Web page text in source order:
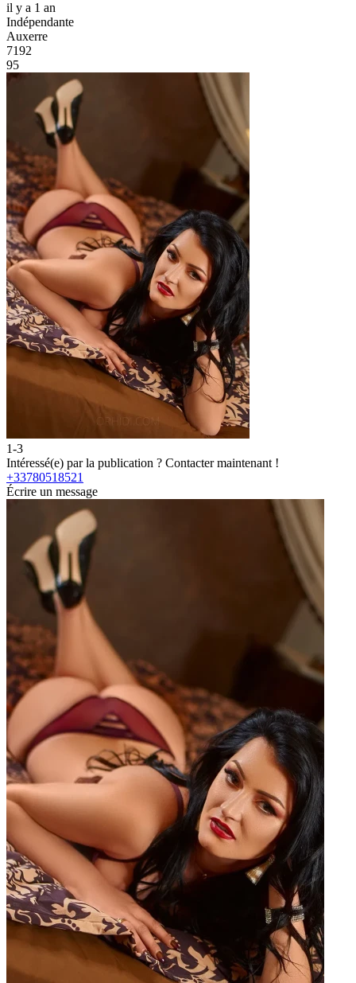
il y a 1 an
Indépendante
Auxerre
7192
95
1-3
Intéressé(e) par la publication ? Contacter maintenant !
+33780518521
Écrire un message